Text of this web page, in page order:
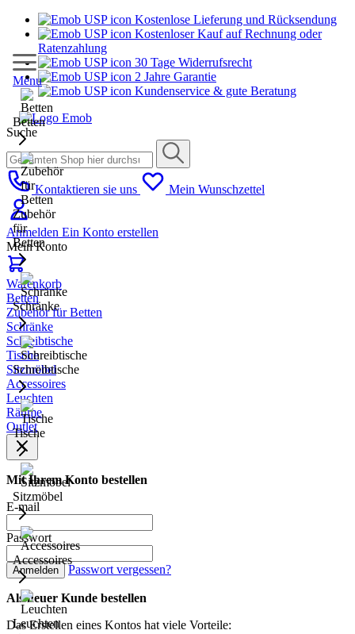
Kostenlose Lieferung und Rücksendung
Kostenloser Kauf auf Rechnung oder
Ratenzahlung
30 Tage Widerrufsrecht
2 Jahre Garantie
Kundenservice & gute Beratung
Suche
Kontaktieren sie uns Mein Wunschzettel
Anmelden Ein Konto erstellen
Mein Konto
Warenkorb
Menu
Betten
Zubehör
für
Betten
Schränke
Schreibtische
Tische
Sitzmöbel
Accessoires
Leuchten
Betten
Zubehör für Betten
Schränke
Schreibtische
Tische
Sitzmöbel
Accessoires
Leuchten
Räume
Outlet
Mit Ihrem Konto bestellen
E-mail
Passwort
Anmelden Passwort vergessen?
Als neuer Kunde bestellen
Das Erstellen eines Kontos hat viele Vorteile: